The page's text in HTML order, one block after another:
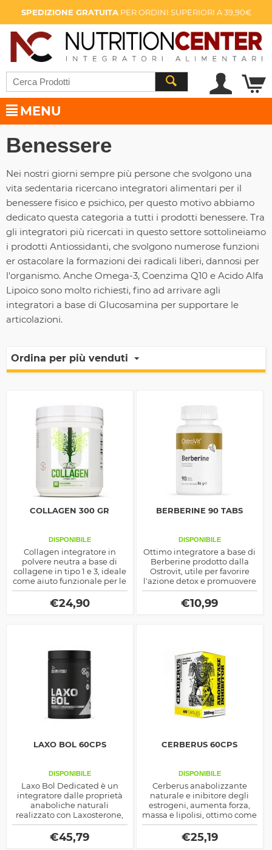
SPEDIZIONE GRATUITAPER ORDINI SUPERIORI A 39,90€
MENU
Benessere
Nei nostri giorni sempre più persone che svolgono una
vita sedentaria ricercano integratori alimentari per il
benessere fisico e psichico, per questo motivo abbiamo
dedicato questa categoria a tutti i prodotti benessere. Tra
gli integratori più ricercati in questo settore sottolineiamo
i prodotti Antiossidanti, che svolgono numerose funzioni
er ostacolare la formazioni dei radicali liberi, dannosi per
l'organismo. Anche Omega-3, Coenzima Q10 e Acido Alfa
Lipoico sono molto richiesti, fino ad arrivare agli
integratori a base di Glucosamina per supportare le
articolazioni.
Ordina per più venduti
COLLAGEN 300 GR
DISPONIBILE
Collagen integratore in
polvere neutra a base di
collagene in tipo 1 e 3, ideale
come aiuto funzionale per le
articolazioni ma anche per
determinare un effetto
antiage
€24,90
BERBERINE 90 TABS
DISPONIBILE
Ottimo integratore a base di
Berberine prodotto dalla
Ostrovit, utile per favorire
l'azione detox e promuovere
il benessere fisico
€10,99
LAXO BOL 60CPS
DISPONIBILE
Laxo Bol Dedicated è un
integratore dalle proprietà
anaboliche naturali
realizzato con Laxosterone,
unasorta di composto simil
ormonale ma di natura
vegetale, agisce
€45,79
CERBERUS 60CPS
DISPONIBILE
Cerberus anabolizzante
naturale e inibitore degli
estrogeni, aumenta forza,
massa e lipolisi, ottimo come
aiuto anabolico o
dimagrante. Solo composti
non farmacologici
€25,19